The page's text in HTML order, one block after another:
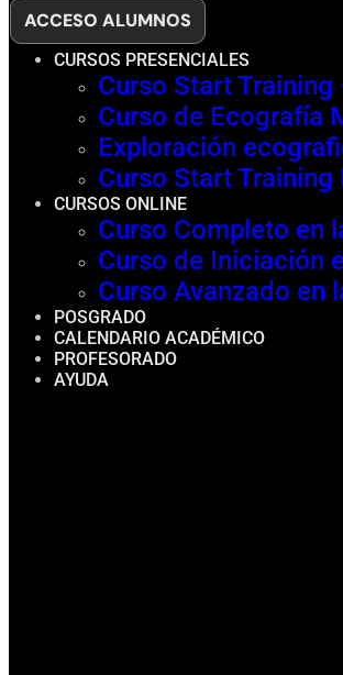
ACCESO ALUMNOS
CURSOS PRESENCIALES
Curso Start
Curso de Ecografía
Exploración
Curso Start Training
CURSOS ONLINE
Curso Completo en
Curso de Iniciación
Curso Avanzado en
POSGRADO
CALENDARIO ACADÉMICO
PROFESORADO
AYUDA